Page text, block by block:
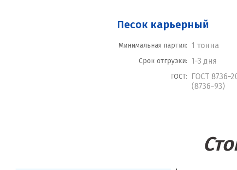
Песок карьерный
Минимальная партия: 1 тонна
Срок отгрузки: 1-3 дня
ГОСТ:
ГОСТ 8736-
(8736-93)